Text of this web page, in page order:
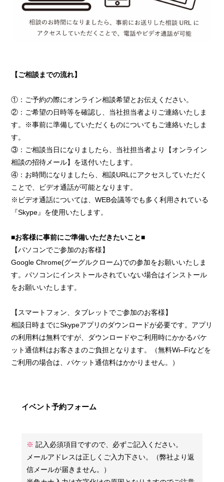
【ご相談までの流れ】
①：ご予約の際にオンライン相談希望とお伝えください。
②：ご希望の日時等を確認し、当社担当者よりご連絡いたしま
す。※事前に準備していただくものについてもご連絡いたしま
す。
③：ご相談当日になりましたら、当社担当者より【オンライン
相談の招待メール】を送付いたします。
④：お時間になりましたら、相談URLにアクセスしていただく
ことで、ビデオ通話が可能となります。
※ビデオ通話については、WEB会議等でも多く利用されている
『Skype』を使用いたします。
■お客様に事前にご準備いただきたいこと■
【パソコンでご参加のお客様】
Google Chrome(グーグルクローム)での参加をお願いいたしま
す。パソコンにインストールされていない場合はインストール
をお願いいたします。
【スマートフォン、タブレットでご参加のお客様】
相談日時までにSkypeアプリのダウンロードが必要です。アプリ
の利用料は無料ですが、ダウンロードやご利用時にかかるパケ
ット通信料はお客さまのご負担となります。（無料Wi‒Fiなどを
ご利用の場合は、パケット通信料はかかりません。）
イベント予約フォーム
※ 記入必須項目ですので、必ずご記入ください。
メールアドレスは正しくご入力下さい。（弊社より返
信メールが届きません。）